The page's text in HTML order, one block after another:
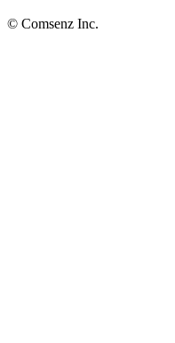
© Comsenz Inc.